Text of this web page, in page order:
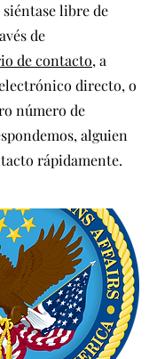
siéntase libre de
de
de contacto, a
directo, o
número de
alguien
rápidamente.